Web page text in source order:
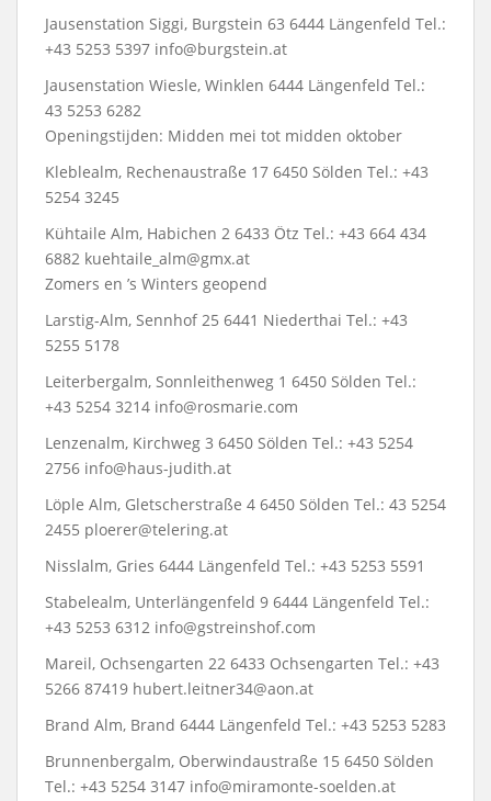
Jausenstation Siggi, Burgstein 63 6444 Längenfeld Tel.:
+43 5253 5397 info@burgstein.at
Jausenstation Wiesle, Winklen 6444 Längenfeld Tel.:
43 5253 6282
Openingstijden: Midden mei tot midden oktober
Kleblealm, Rechenaustraße 17 6450 Sölden Tel.: +43
5254 3245
Kühtaile Alm, Habichen 2 6433 Ötz Tel.: +43 664 434
6882 kuehtaile_alm@gmx.at
Zomers en ’s Winters geopend
Larstig-Alm, Sennhof 25 6441 Niederthai Tel.: +43
5255 5178
Leiterbergalm, Sonnleithenweg 1 6450 Sölden Tel.:
+43 5254 3214 info@rosmarie.com
Lenzenalm, Kirchweg 3 6450 Sölden Tel.: +43 5254
2756 info@haus-judith.at
Löple Alm, Gletscherstraße 4 6450 Sölden Tel.: 43 5254
2455 ploerer@telering.at
Nisslalm, Gries 6444 Längenfeld Tel.: +43 5253 5591
Stabelealm, Unterlängenfeld 9 6444 Längenfeld Tel.:
+43 5253 6312 info@gstreinshof.com
Mareil, Ochsengarten 22 6433 Ochsengarten Tel.: +43
5266 87419 hubert.leitner34@aon.at
Brand Alm, Brand 6444 Längenfeld Tel.: +43 5253 5283
Brunnenbergalm, Oberwindaustraße 15 6450 Sölden
Tel.: +43 5254 3147 info@miramonte-soelden.at